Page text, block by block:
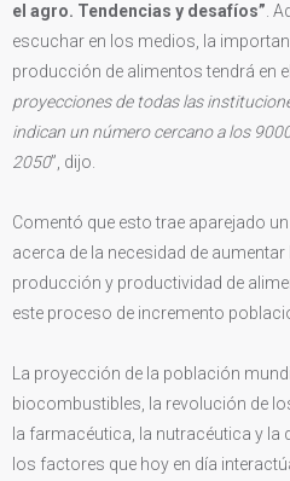
el agro. Tendencias y desafíos”.
escuchar en los medios, la
producción de alimentos tendrá en
proyecciones de todas las
indican un número cercano a los
2050”, dijo.
Comentó que esto trae aparejado
acerca de la necesidad de
producción y productividad de
este proceso de incremento
La proyección de la población
biocombustibles, la revolución de
la farmacéutica, la nutracéutica y
los factores que hoy en día